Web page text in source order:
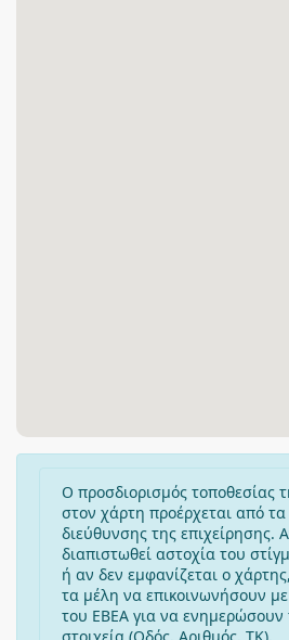
Ο προσδιορισμός τοποθεσίας
στον χάρτη προέρχεται από τα
διεύθυνσης της επιχείρησης.
διαπιστωθεί αστοχία του
ή αν δεν εμφανίζεται ο
τα μέλη να επικοινωνήσουν
του ΕΒΕΑ για να ενημερώσουν